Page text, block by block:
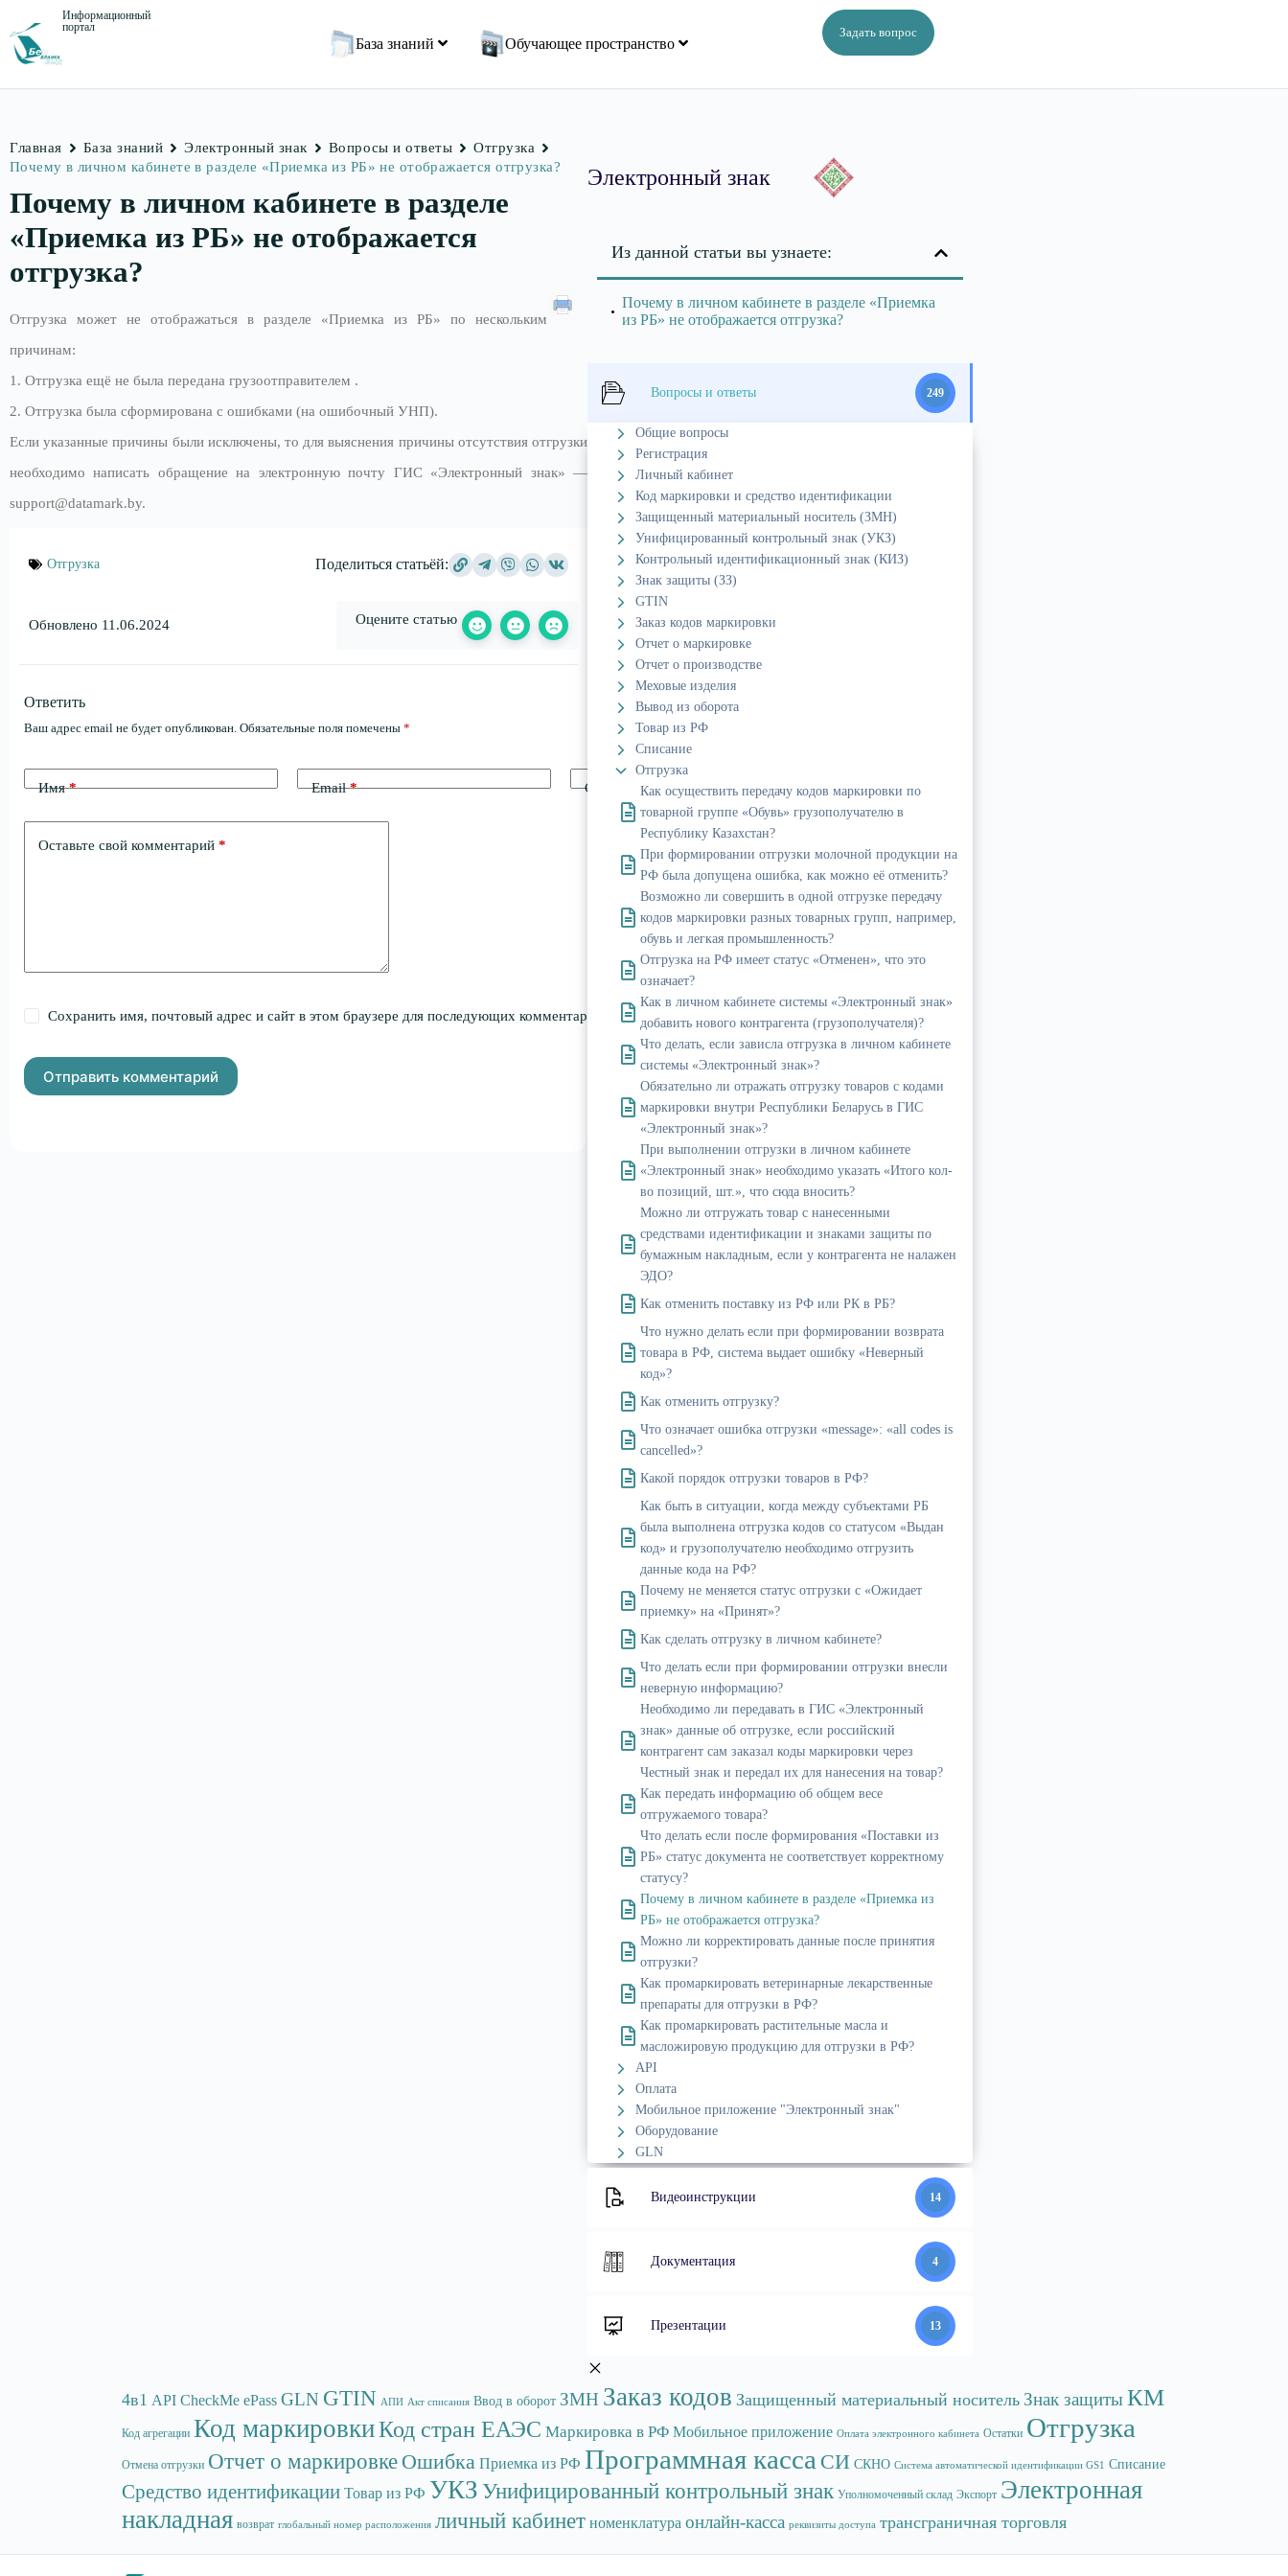
Информационный
портал
База знаний Обучающее пространство
Задать вопрос
Главная База знаний Электронный знак Вопросы и ответы
Отгрузка
Почему в личном кабинете в разделе «Приемка из РБ» не отображается отгрузка?
Почему в личном кабинете в разделе
«Приемка из РБ» не отображается
отгрузка?
Отгрузка может не отображаться в разделе «Приемка из РБ» по нескольким
причинам:
1. Отгрузка ещё не была передана грузоотправителем .
2. Отгрузка была сформирована с ошибками (на ошибочный УНП).
Если указанные причины были исключены, то для выяснения причины отсутствия отгрузки
необходимо написать обращение на электронную почту ГИС «Электронный знак» —
support@datamark.by.
Отгрузка Поделиться статьёй:
Обновлено 11.06.2024 Оцените статью
Ответить
Ваш адрес email не будет опубликован. Обязательные поля помечены *
Имя* Email* Сайт
Оставьте свой комментарий *
Сохранить имя, почтовый адрес и сайт в этом браузере для последующих комментариев.
Отправить комментарий
Электронный знак
Из данной статьи вы узнаете:
Почему в личном кабинете в разделе «Приемка
из РБ» не отображается отгрузка?
Вопросы и ответы 249
Общие вопросы
Регистрация
Личный кабинет
Код маркировки и средство идентификации
Защищенный материальный носитель (ЗМН)
Унифицированный контрольный знак (УКЗ)
Контрольный идентификационный знак (КИЗ)
Знак защиты (ЗЗ)
GTIN
Заказ кодов маркировки
Отчет о маркировке
Отчет о производстве
Меховые изделия
Вывод из оборота
Товар из РФ
Списание
Отгрузка
Как осуществить передачу кодов маркировки по
товарной группе «Обувь» грузополучателю в
Республику Казахстан?
При формировании отгрузки молочной продукции на
РФ была допущена ошибка, как можно её отменить?
Возможно ли совершить в одной отгрузке передачу
кодов маркировки разных товарных групп, например,
обувь и легкая промышленность?
Отгрузка на РФ имеет статус «Отменен», что это
означает?
Как в личном кабинете системы «Электронный знак»
добавить нового контрагента (грузополучателя)?
Что делать, если зависла отгрузка в личном кабинете
системы «Электронный знак»?
Обязательно ли отражать отгрузку товаров с кодами
маркировки внутри Республики Беларусь в ГИС
«Электронный знак»?
При выполнении отгрузки в личном кабинете
«Электронный знак» необходимо указать «Итого кол-
во позиций, шт.», что сюда вносить?
Можно ли отгружать товар с нанесенными
средствами идентификации и знаками защиты по
бумажным накладным, если у контрагента не налажен
ЭДО?
Как отменить поставку из РФ или РК в РБ?
Что нужно делать если при формировании возврата
товара в РФ, система выдает ошибку «Неверный
код»?
Как отменить отгрузку?
Что означает ошибка отгрузки «message»: «all codes is
cancelled»?
Какой порядок отгрузки товаров в РФ?
Как быть в ситуации, когда между субъектами РБ
была выполнена отгрузка кодов со статусом «Выдан
код» и грузополучателю необходимо отгрузить
данные кода на РФ?
Почему не меняется статус отгрузки с «Ожидает
приемку» на «Принят»?
Как сделать отгрузку в личном кабинете?
Что делать если при формировании отгрузки внесли
неверную информацию?
Необходимо ли передавать в ГИС «Электронный
знак» данные об отгрузке, если российский
контрагент сам заказал коды маркировки через
Честный знак и передал их для нанесения на товар?
Как передать информацию об общем весе
отгружаемого товара?
Что делать если после формирования «Поставки из
РБ» статус документа не соответствует корректному
статусу?
Почему в личном кабинете в разделе «Приемка из
РБ» не отображается отгрузка?
Можно ли корректировать данные после принятия
отгрузки?
Как промаркировать ветеринарные лекарственные
препараты для отгрузки в РФ?
Как промаркировать растительные масла и
масложировую продукцию для отгрузки в РФ?
API
Оплата
Мобильное приложение "Электронный знак"
Оборудование
GLN
Видеоинструкции 14
Документация 4
Презентации 13
4в1 API CheckMe ePass GLN GTIN АПИ Акт списания Ввод в оборот ЗМН Заказ кодов Защищенный материальный носитель Знак защитыКМ
Код агрегации Код маркировкиКод стран ЕАЭС Маркировка в РФ Мобильное приложение Оплата электронного кабинета Остатки Отгрузка
Отмена отгрузки Отчет о маркировке Ошибка Приемка из РФ Программная касса СИ СКНО Система автоматической идентификации GS1 Списание
Средство идентификации Товар из РФ УКЗУнифицированный контрольный знак Уполномоченный склад Экспорт Электронная
накладная возврат глобальный номер расположения личный кабинет номенклатура онлайн-касса реквизиты доступа трансграничная торговля